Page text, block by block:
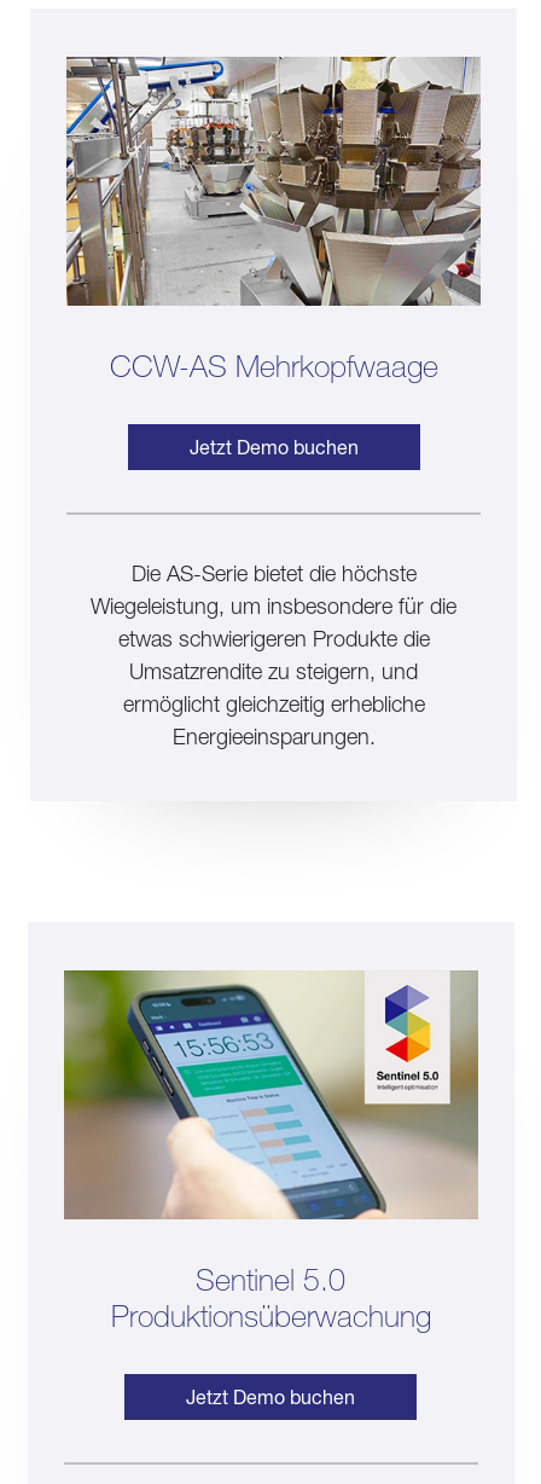
CCW-AS Mehrkopfwaage
Jetzt Demo buchen
Die AS-Serie bietet die höchste
Wiegeleistung, um insbesondere für die
etwas schwierigeren Produkte die
Umsatzrendite zu steigern, und
ermöglicht gleichzeitig erhebliche
Energieeinsparungen.
Sentinel 5.0
Produktionsüberwachung
Jetzt Demo buchen